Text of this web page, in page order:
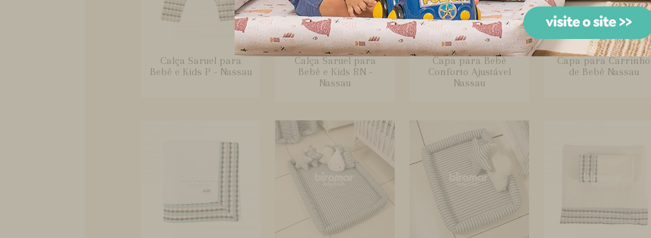
Calça Saruel para
Bebê e Kids P - Nassau
Calça Saruel para
Bebê e Kids RN -
Nassau
Capa para Bebê
Conforto Ajustável
Nassau
Capa para Carrinho
de Bebê Nassau